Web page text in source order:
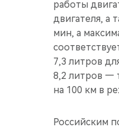
работы
двигателя, а
мин, а
7,3 литров
8,2 литров —
на 100 км в
Российским